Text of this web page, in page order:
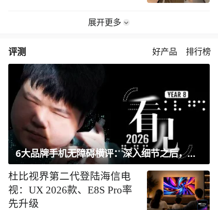
展开更多
评测 好产品 排行榜
6大品牌手机无障碍横评：深入细节之后，似乎只有苹果能挺住？｜ 看见2026
杜比视界第二代登陆海信电
视：UX 2026款、E8S Pro率
先升级